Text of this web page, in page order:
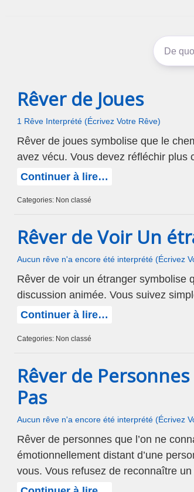
Rêver de Joues
1 Rêve Interprété (Écrivez Votre Rêve)
Rêver de joues symbolise que le
avez vécu. Vous devez réfléchir plus
Continuer à lire…
Categories: Non classé
Rêver de Voir Un
Aucun rêve n'a encore été interprété (Écrivez
Rêver de voir un étranger symbolise
discussion animée. Vous suivez
Continuer à lire…
Categories: Non classé
Rêver de
Pas
Aucun rêve n'a encore été interprété (Écrivez
Rêver de personnes que l’on ne
émotionnellement distant d’une
vous. Vous refusez de reconnaître